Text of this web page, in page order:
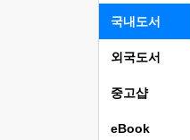
국내도서
외국도서
중고샵
eBook